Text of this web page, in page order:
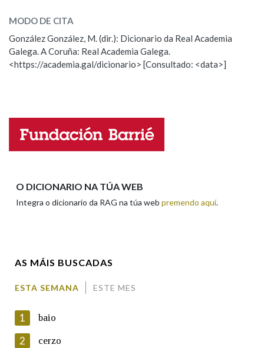
ESCOLLE UNHA OPCIÓN:
Observación Hai un erro na palabra
Propoño mellorar a definición
Nome
MODO DE CITA
González González, M. (dir.): Dicionario da Real Academia
Galega. A Coruña: Real Academia Galega.
<https://academia.gal/dicionario> [Consultado: <data>]
O DICIONARIO NA TÚA WEB
Integra o dicionario da RAG na túa web premendo aquí.
AS MÁIS BUSCADAS
ESTA SEMANA ESTE MES
1 baio
2 cerzo